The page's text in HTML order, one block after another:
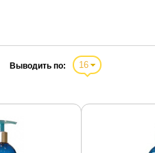
Выводить по: 16